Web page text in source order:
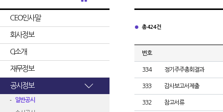
CEO인사말
회사정보
CI소개
재무정보
공시정보
일반공시
총 424건
번호
334 정기주주총회결과
333 감사보고서제출
332 참고서류